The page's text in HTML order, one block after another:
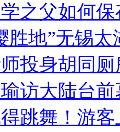
之父如何
胜地”无锡
投身胡同
访大陆台
跳舞！游客